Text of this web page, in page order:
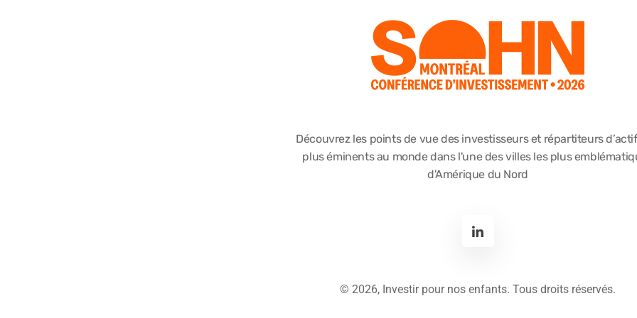
Découvrez les points de vue des investisseurs et répartiteurs
plus éminents au monde dans l'une des villes les plus
d'Amérique du Nord
© 2026, Investir pour nos enfants. Tous droits réservés.